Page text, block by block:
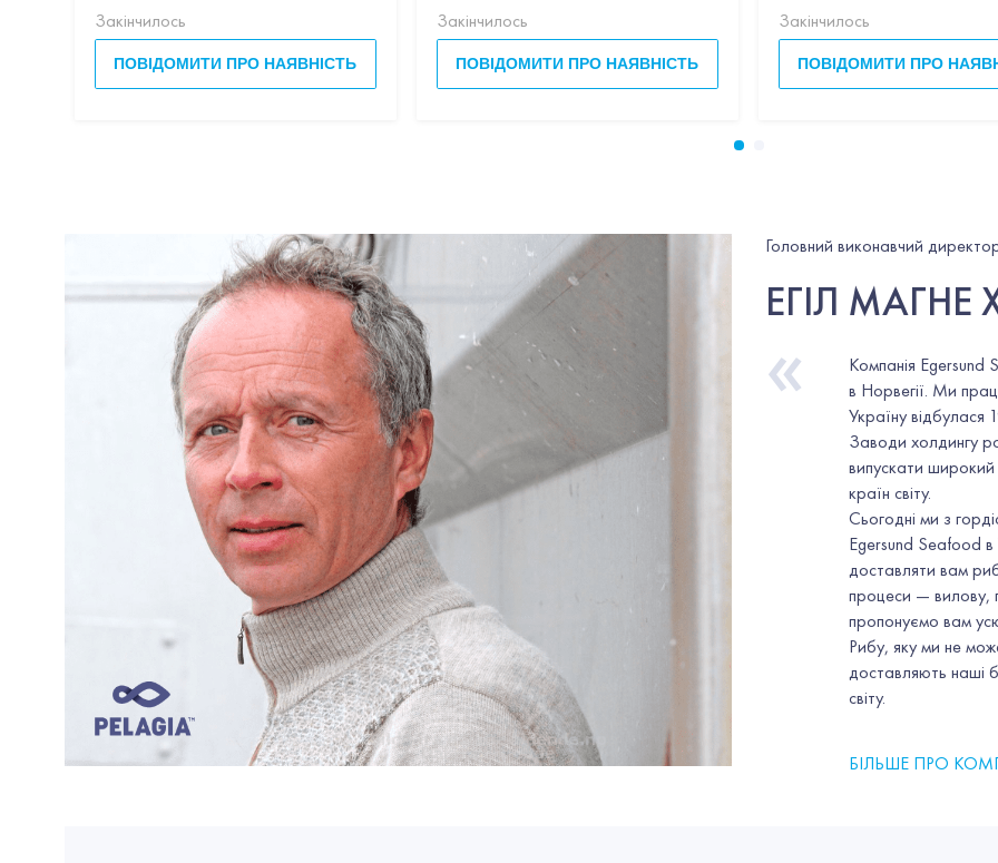
Закінчилось
ПОВІДОМИТИ ПРО НАЯВНІСТЬ
Закінчилось
ПОВІДОМИТИ ПРО НАЯВНІСТЬ
Закінчилось
ПОВІДОМИТИ ПРО
Головний виконавчий
ЕГІЛ МАГНЕ
«
Компанія Egersund
в Норвегії. Ми
Україну відбулася
Заводи холдингу
випускати широкий
країн світу.
Сьогодні ми з
Egersund Seafood
доставляти вам
процеси — вилову,
пропонуємо вам
Рибу, яку ми не
доставляють наші
світу.
БІЛЬШЕ ПРО